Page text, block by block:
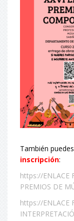
También
inscripción:
https://ENLACE
PREMIOS DE
https://ENLACE